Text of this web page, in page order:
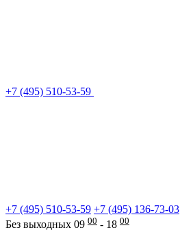
+7 (495) 510-53-59
+7 (495) 510-53-59 +7 (495) 136-73-03
Без выходных 09 00 - 18 00